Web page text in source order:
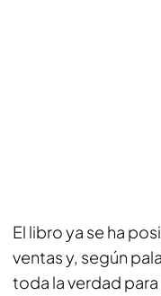
El libro ya se ha
ventas y, según
toda la verdad